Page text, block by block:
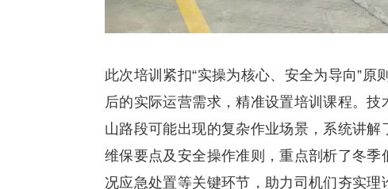
此次培训紧扣“实操为核心、安全为导向”
后的实际运营需求，精准设置培训课程。
山路段可能出现的复杂作业场景，系统讲
维保要点及安全操作准则，重点剖析了冬
况应急处置等关键环节，助力司机们夯实理